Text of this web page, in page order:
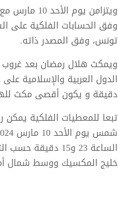
ويتزامن
وفق الحسابات الفلكية على
تونس، وفق المصدر ذاته.
دقيقة و يكون أقصى مكث للهلال
تبعا للمعطيات الفلكية
الساعة 23 و15
خليج المكسيك ووسط شمال